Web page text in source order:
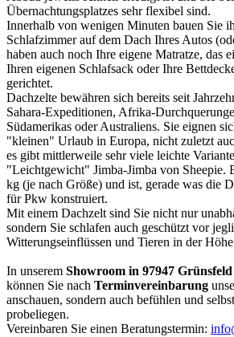
Übernachtungsplatzes sehr flexibel sind.
Innerhalb von wenigen Minuten bauen Sie
Schlafzimmer auf dem Dach Ihres Autos
haben auch noch Ihre eigene Matratze, das
Ihren eigenen Schlafsack oder Ihre
gerichtet.
Dachzelte bewähren sich bereits seit
Sahara-Expeditionen, Afrika-
Südamerikas oder Australiens. Sie eignen
"kleinen" Urlaub in Europa, nicht zuletzt
es gibt mittlerweile sehr viele leichte
"Leichtgewicht" Jimba-Jimba von Sheepie.
kg (je nach Größe) und ist, gerade was die
für Pkw konstruiert.
Mit einem Dachzelt sind Sie nicht nur
sondern Sie schlafen auch geschützt vor
Witterungseinflüssen und Tieren in der
In unserem Showroom in 97947 Grünsfeld
können Sie nach Terminvereinbarung
anschauen, sondern auch befühlen und
probeliegen.
Vereinbaren Sie einen Beratungstermin: